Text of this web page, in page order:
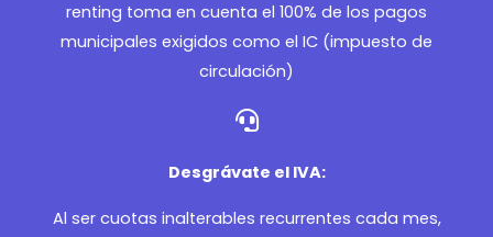
renting toma en cuenta el 100% de los pagos
municipales exigidos como el IC (impuesto de
circulación)
Desgrávate el IVA:
Al ser cuotas inalterables recurrentes cada mes,